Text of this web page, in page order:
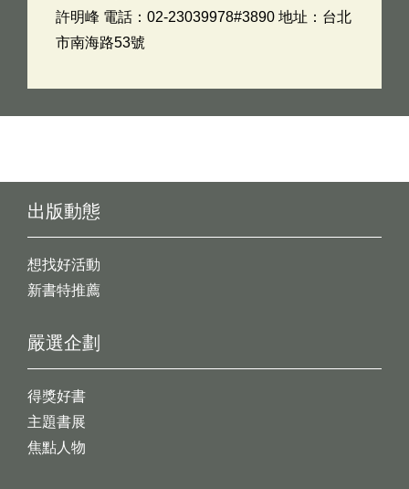
許明峰 電話：02-23039978#3890 地址：台北
市南海路53號
出版動態
想找好活動
新書特推薦
嚴選企劃
得獎好書
主題書展
焦點人物